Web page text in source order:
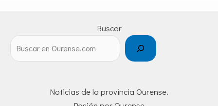
Buscar
Noticias de la provincia Ourense.